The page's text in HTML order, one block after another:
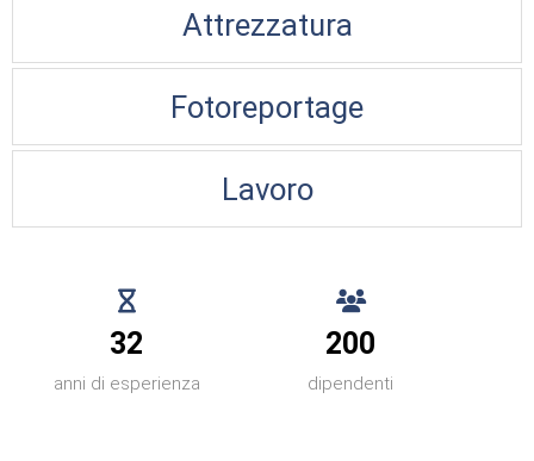
Attrezzatura
Fotoreportage
Lavoro
32
anni di esperienza
200
dipendenti